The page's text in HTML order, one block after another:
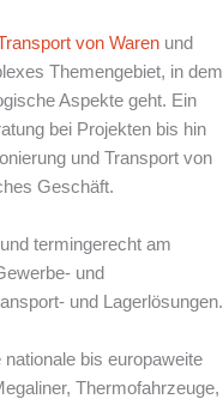
von Waren und
Themengebiet, in dem
Aspekte geht. Ein
bei Projekten bis hin
und Transport von
Geschäft.
termingerecht am
und
und Lagerlösungen.
bis europaweite
Thermofahrzeuge,